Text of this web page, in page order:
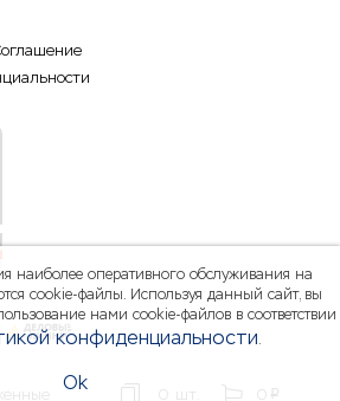
0 шт. шт. p
наиболее оперативного обслуживания на
cookie-файлы. Используя данный сайт, вы
нами cookie-файлов в соответствии
конфиденциальности.
Ok